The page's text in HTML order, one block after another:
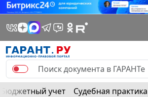
Бюджетный учет Судебная практика